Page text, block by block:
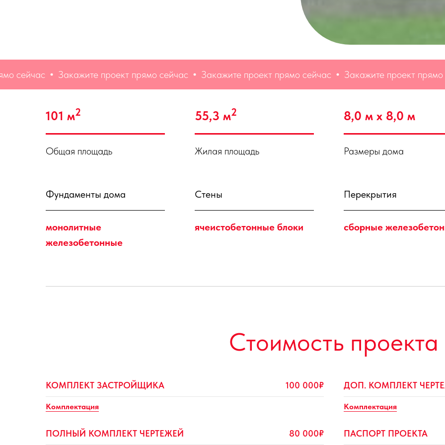
Закажите проект прямо сейчас Закажите проект прямо сейчас Закажите проект прямо
101 м2
Общая площадь
55,3 м2
Жилая площадь
8,0 м х 8,0 м
Размеры дома
Фундаменты дома
монолитные
железобетонные
Стены
ячеистобетонные блоки
Перекрытия
сборные
Стоимость проекта
КОМПЛЕКТ ЗАСТРОЙЩИКА 100 000₽
Комплектация
ПОЛНЫЙ КОМПЛЕКТ ЧЕРТЕЖЕЙ 80 000₽
ДОП. КОМПЛЕКТ
Комплектация
ПАСПОРТ ПРОЕКТА